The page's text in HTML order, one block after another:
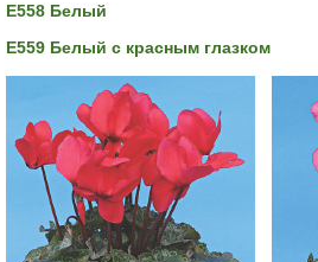
Е558 Белый
Е559 Белый с красным глазком